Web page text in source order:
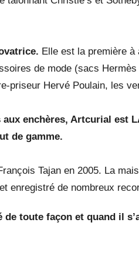
Elle est la première à
de mode (sacs
priseur Hervé Poulain, les
enchères, Artcurial est
de gamme.
Tajan en 2005. La
enregistré de nombreux
toute façon et quand il